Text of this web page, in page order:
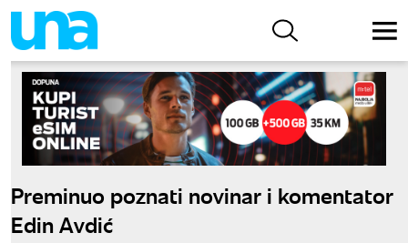
Preminuo poznati novinar i komentator
Edin Avdić